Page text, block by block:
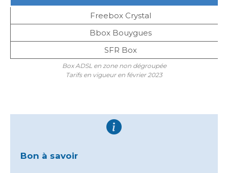
Freebox Crystal
Bbox Bouygues
SFR Box
Box ADSL en zone non dégroupée
Tarifs en vigueur en février 2023
Bon à savoir